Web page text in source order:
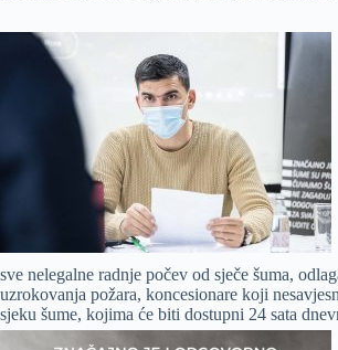
sve nelegalne radnje počev od sječe šuma,
uzrokovanja požara, koncesionare koji
sjeku šume, kojima će biti dostupni 24 sata